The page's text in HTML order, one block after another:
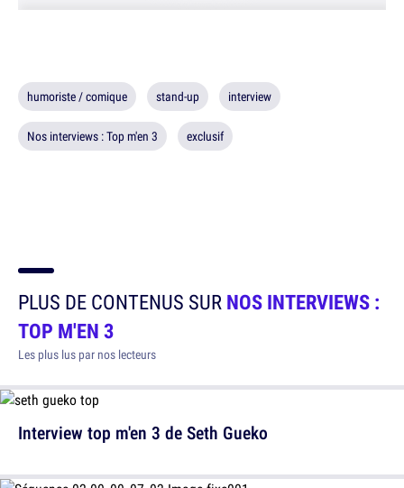
humoriste / comique stand-up interview
Nos interviews : Top m'en 3 exclusif
PLUS DE CONTENUS SURNOS INTERVIEWS :
TOP M'EN 3
Les plus lus par nos lecteurs
Interview top m'en 3 de Seth Gueko